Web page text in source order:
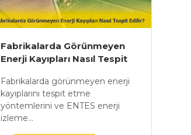
Fabrikalarda Görünmeyen
Enerji Kayıpları Nasıl Tespit
Fabrikalarda görünmeyen enerji
kayıplarını tespit etme
yöntemlerini ve ENTES enerji
izleme...